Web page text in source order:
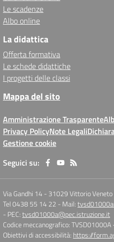
Le scadenze
Albo online
La didattica
Offerta formativa
Le schede didattiche
I progetti delle classi
Mappa del sito
Amministrazione Trasparente
Privacy PolicyNote Legali
Gestione cookie
Seguici su:
Via Gandhi 14 - 31029 Vittorio Veneto
Tel 0438 55 14 22 - Mail:
- PEC:tvsd01000a@pec.istruzione.it
Codice meccanografico: TVSD01000A
Obiettivi di accessibilità: https://